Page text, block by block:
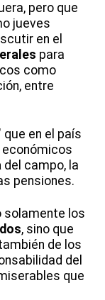
pero que
jueves
en el
para
como
entre
que en el país
económicos
del campo, la
pensiones.
solamente los
, sino que
de los
del
que